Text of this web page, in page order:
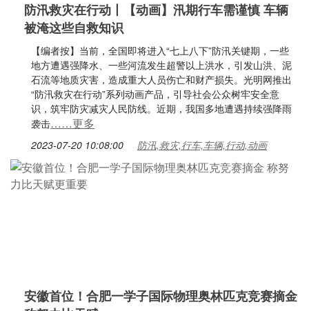
防汛救灾在行动丨【动画】汛期行车需谨慎 车辆
被淹这些自救知识
【编者按】当前，全国即将进入“七上八下”防汛关键期，一些
地方遭遇强降水、一些河流发生超警以上洪水，引发山洪、泥
石流等地质灾害，造成重大人员伤亡和财产损失。光明网推出
“防汛救灾在行动”系列动画产品，引导社会公众树牢安全意
识，筑牢防灾减灾人民防线。近期，我国多地遭遇持续强降雨
袭击……更多
2023-07-20 10:08:00 防汛,救灾,行车,车辆,行动,动画
安徽首位！合肥一学子国际物理奥林匹克竞赛摘金